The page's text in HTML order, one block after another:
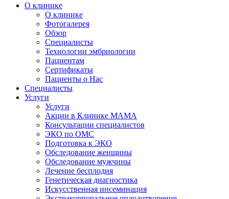
О клинике
О клинике
Фотогалерея
Обзор
Специалисты
Технологии эмбриологии
Пациентам
Сертификаты
Пациенты о Нас
Специалисты
Услуги
Услуги
Акции в Клинике МАМА
Консультации специалистов
ЭКО по ОМС
Подготовка к ЭКО
Обследование женщины
Обследование мужчины
Лечение бесплодия
Генетическая диагностика
Искусственная инсеминация